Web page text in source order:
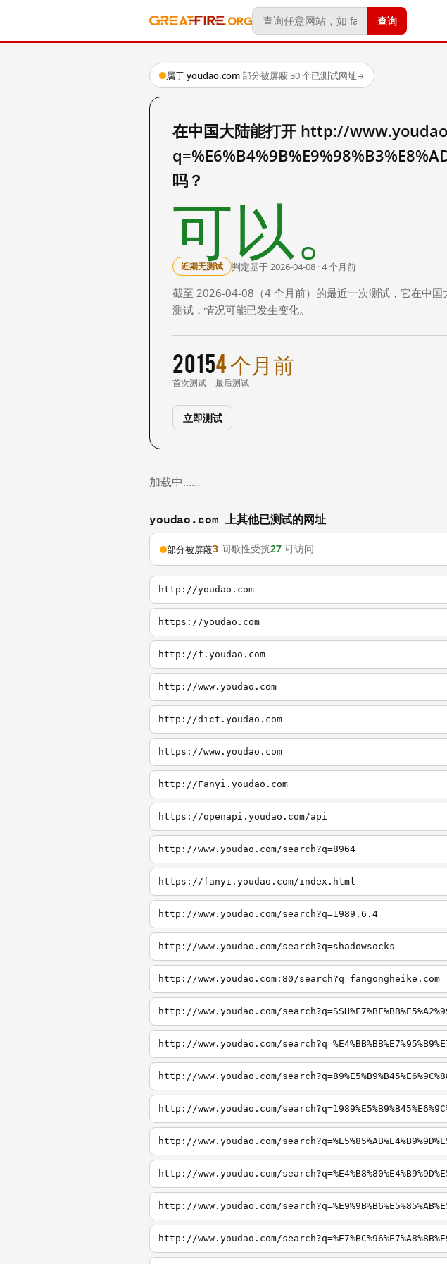
查询
属于 youdao.com·部分被屏蔽·30 个已测试网址→
在中国大陆能打开 http://
吗？
可以。
近期无测试 判定基于 2026-04-08 · 4 个月前
截至 2026-04-08（4 个月前）的最近一次测试，它在中国
测试，情况可能已发生变化。
2015
首次测试
4 个月前
最后测试
立即测试
加载中……
youdao.com 上其他已测试的网址
部分被屏蔽3 间歇性受扰27 可访问
http://youdao.com
https://youdao.com
http://f.youdao.com
http://www.youdao.com
http://dict.youdao.com
https://www.youdao.com
http://Fanyi.youdao.com
https://openapi.youdao.com/api
http://www.youdao.com/search?q=8964
https://fanyi.youdao.com/index.html
http://www.youdao.com/search?q=1989.6.4
http://www.youdao.com/search?q=shadowsocks
http://www.youdao.com:80/search?q=fangongheike.com
http://www.youdao.com/
http://www.youdao.com/
http://www.youdao.com/
http://www.youdao.com/
http://www.youdao.com/
http://www.youdao.com/
http://www.youdao.com/
http://www.youdao.com/